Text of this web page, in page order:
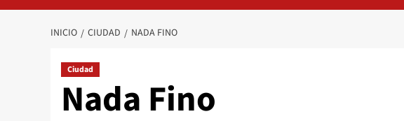
INICIO CIUDAD NADA FINO
Ciudad
Nada Fino